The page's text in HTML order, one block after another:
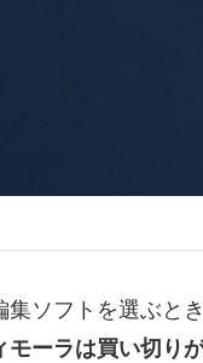
集ソフトを選ぶとき
モーラは買い切り